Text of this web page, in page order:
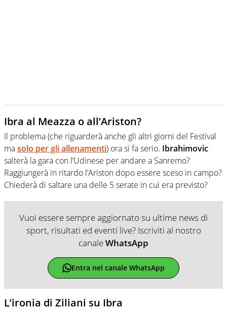
Ibra al Meazza o all’Ariston?
Il problema (che riguarderà anche gli altri giorni del Festival
masolo per gli allenamenti) ora si fa serio. Ibrahimovic
salterà la gara con l’Udinese per andare a Sanremo?
Raggiungerà in ritardo l’Ariston dopo essere sceso in campo?
Chiederà di saltare una delle 5 serate in cui era previsto?
Vuoi essere sempre aggiornato su ultime news di
sport, risultati ed eventi live? Iscriviti al nostro
canaleWhatsApp
Entra nel canale WhatsApp
L’ironia di Ziliani su Ibra